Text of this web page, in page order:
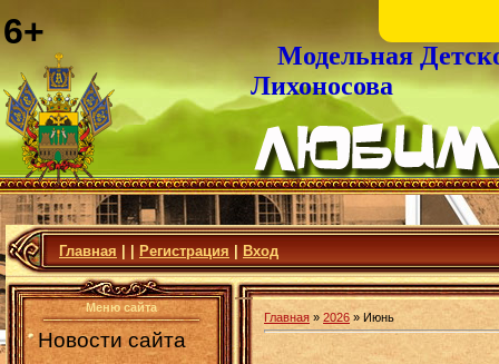
6+
Модельная
Лихоносова
Главная Регистрация Вход
Меню сайта
Новости сайта
Главная » 2026 » Июнь